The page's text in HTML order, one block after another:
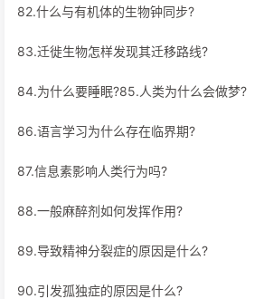
82.什么与有机体的生物钟同步?
83.迁徙生物怎样发现其迁移路线?
84.为什么要睡眠?85.人类为什么会做梦?
86.语言学习为什么存在临界期?
87.信息素影响人类行为吗?
88.一般麻醉剂如何发挥作用?
89.导致精神分裂症的原因是什么?
90.引发孤独症的原因是什么?